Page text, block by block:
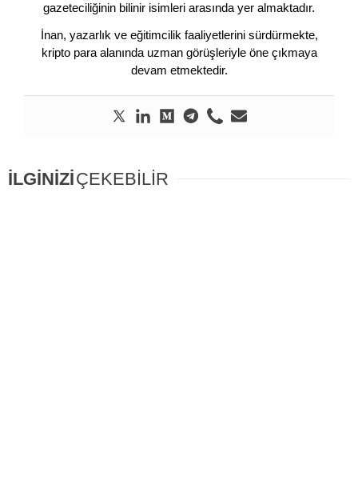
gazeteciliğinin bilinir isimleri arasında yer almaktadır.
İnan, yazarlık ve eğitimcilik faaliyetlerini sürdürmekte,
kripto para alanında uzman görüşleriyle öne çıkmaya
devam etmektedir.
İLGİNİZİÇEKEBİLİR